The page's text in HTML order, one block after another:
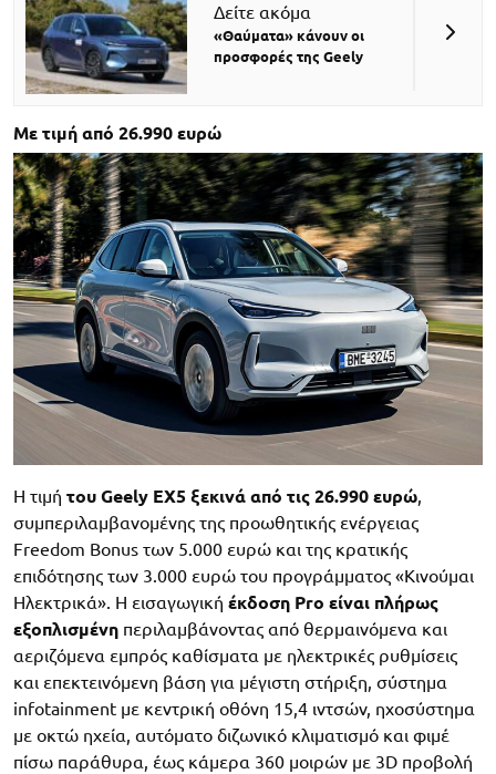
Δείτε ακόμα
«Θαύματα» κάνουν οι
προσφορές της Geely
Με τιμή από 26.990 ευρώ
Η τιμή του Geely EX5 ξεκινά από τις 26.990 ευρώ,
συμπεριλαμβανομένης της προωθητικής ενέργειας
Freedom Bonus των 5.000 ευρώ και της κρατικής
επιδότησης των 3.000 ευρώ του προγράμματος «Κινούμαι
Ηλεκτρικά». Η εισαγωγική έκδοση Pro είναι πλήρως
εξοπλισμένη περιλαμβάνοντας από θερμαινόμενα και
αεριζόμενα εμπρός καθίσματα με ηλεκτρικές ρυθμίσεις
και επεκτεινόμενη βάση για μέγιστη στήριξη, σύστημα
infotainment με κεντρική οθόνη 15,4 ιντσών, ηχοσύστημα
με οκτώ ηχεία, αυτόματο διζωνικό κλιματισμό και φιμέ
πίσω παράθυρα, έως κάμερα 360 μοιρών με 3D προβολή